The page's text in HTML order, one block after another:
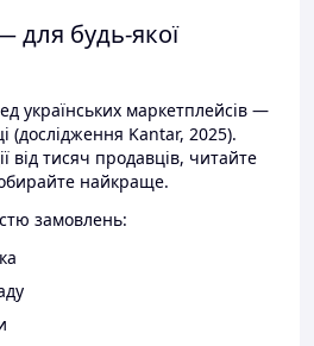
для будь-якої
українських маркетплейсів —
(дослідження Kantar, 2025).
від тисяч продавців, читайте
обирайте найкраще.
замовлень: